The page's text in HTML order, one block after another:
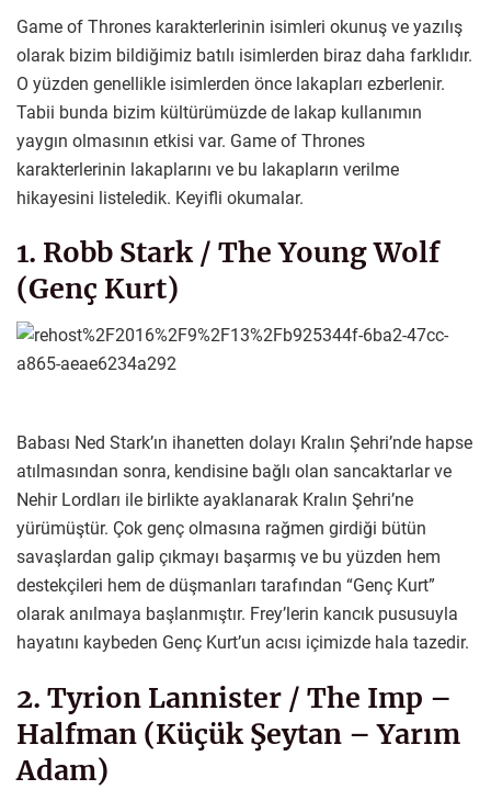
Game of Thrones karakterlerinin isimleri okunuş ve yazılış
olarak bizim bildiğimiz batılı isimlerden biraz daha farklıdır.
O yüzden genellikle isimlerden önce lakapları ezberlenir.
Tabii bunda bizim kültürümüzde de lakap kullanımın
yaygın olmasının etkisi var. Game of Thrones
karakterlerinin lakaplarını ve bu lakapların verilme
hikayesini listeledik. Keyifli okumalar.
1. Robb Stark / The Young Wolf
(Genç Kurt)
Babası Ned Stark’ın ihanetten dolayı Kralın Şehri’nde hapse
atılmasından sonra, kendisine bağlı olan sancaktarlar ve
Nehir Lordları ile birlikte ayaklanarak Kralın Şehri’ne
yürümüştür. Çok genç olmasına rağmen girdiği bütün
savaşlardan galip çıkmayı başarmış ve bu yüzden hem
destekçileri hem de düşmanları tarafından “Genç Kurt”
olarak anılmaya başlanmıştır. Frey’lerin kancık pususuyla
hayatını kaybeden Genç Kurt’un acısı içimizde hala tazedir.
2. Tyrion Lannister / The Imp –
Halfman (Küçük Şeytan – Yarım
Adam)